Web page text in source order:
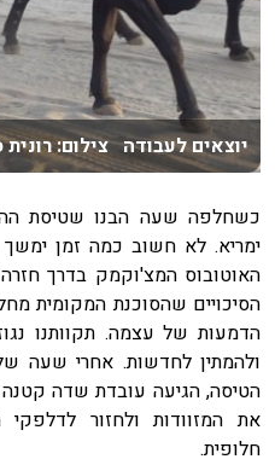
יוצאים לעבודה צילום: רונית
כשחלפה שעה הבנו שטיסת
ימריא. לא חשוב כמה זמן
האוטובוס המצ'וקמק בדרך
הסיכויים שהסוכנת המקומית
הדמעות של עצמה. תקוותנו
ולהמתין לחדשות. אחרי שעה
הטיסה, הגיעה עובדת שדה
את המזוודות ולחזור
חלופית.